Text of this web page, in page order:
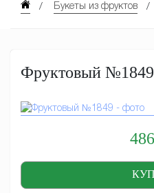
Букеты из фруктов
Фруктовый №1849